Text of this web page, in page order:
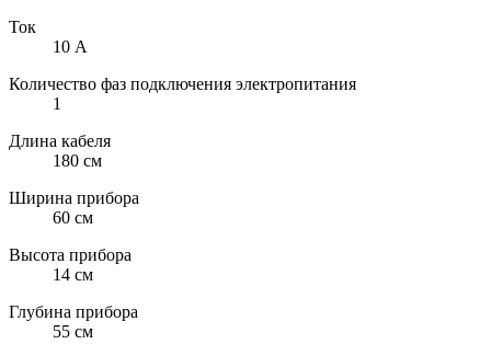
Ток
10 А
Количество фаз подключения электропитания
1
Длина кабеля
180 см
Ширина прибора
60 см
Высота прибора
14 см
Глубина прибора
55 см